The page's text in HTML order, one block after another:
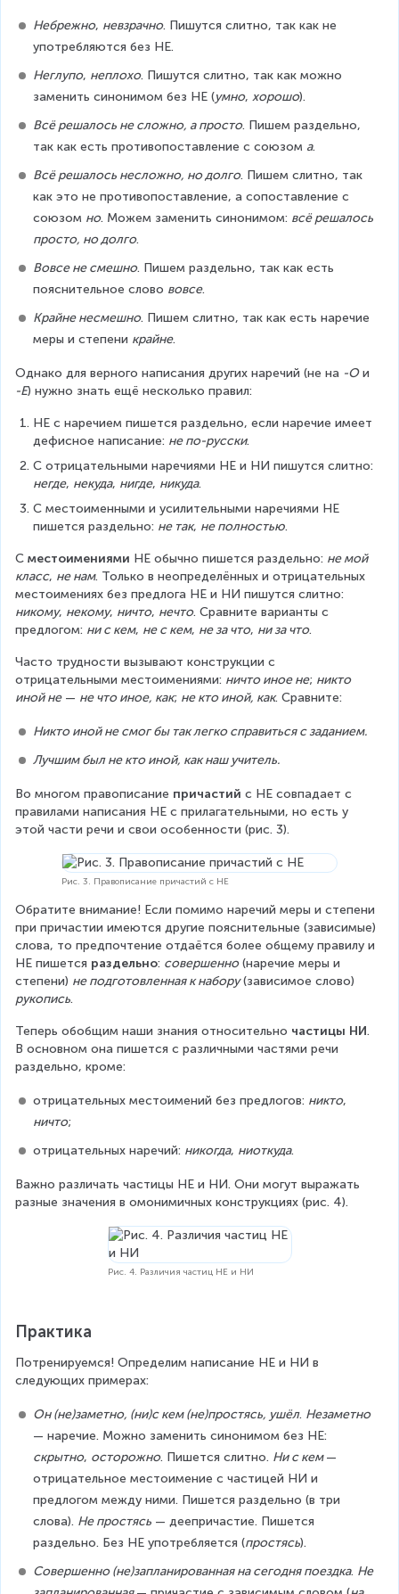
Небрежно, невзрачно. Пишутся слитно, так как не
употребляются без НЕ.
Неглупо, неплохо. Пишутся слитно, так как можно
заменить синонимом без НЕ (умно, хорошо).
Всё решалось не сложно, а просто. Пишем раздельно,
так как есть противопоставление с союзом а.
Всё решалось несложно, но долго. Пишем слитно, так
как это не противопоставление, а сопоставление с
союзом но. Можем заменить синонимом: всё решалось
просто, но долго.
Вовсе не смешно. Пишем раздельно, так как есть
пояснительное слово вовсе.
Крайне несмешно. Пишем слитно, так как есть наречие
меры и степени крайне.
Однако для верного написания других наречий (не на -О и
-Е) нужно знать ещё несколько правил:
НЕ с наречием пишется раздельно, если наречие имеет
дефисное написание: не по-русски.
С отрицательными наречиями НЕ и НИ пишутся слитно:
негде, некуда, нигде, никуда.
С местоименными и усилительными наречиями НЕ
пишется раздельно: не так, не полностью.
С местоимениями НЕ обычно пишется раздельно: не мой
класс, не нам. Только в неопределённых и отрицательных
местоимениях без предлога НЕ и НИ пишутся слитно:
никому, некому, ничто, нечто. Сравните варианты с
предлогом: ни с кем, не с кем, не за что, ни за что.
Часто трудности вызывают конструкции с
отрицательными местоимениями: ничто иное не; никто
иной не — не что иное, как; не кто иной, как. Сравните:
Никто иной не смог бы так легко справиться с заданием.
Лучшим был не кто иной, как наш учитель.
Во многом правописание причастий с НЕ совпадает с
правилами написания НЕ с прилагательными, но есть у
этой части речи и свои особенности (рис. 3).
Рис. 3. Правописание причастий с НЕ
Обратите внимание! Если помимо наречий меры и степени
при причастии имеются другие пояснительные (зависимые)
слова, то предпочтение отдаётся более общему правилу и
НЕ пишется раздельно: совершенно (наречие меры и
степени) не подготовленная к набору (зависимое слово)
рукопись.
Теперь обобщим наши знания относительно частицы НИ.
В основном она пишется с различными частями речи
раздельно, кроме:
отрицательных местоимений без предлогов: никто,
ничто;
отрицательных наречий: никогда, ниоткуда.
Важно различать частицы НЕ и НИ. Они могут выражать
разные значения в омонимичных конструкциях (рис. 4).
Рис. 4. Различия частиц НЕ и НИ
Практика
Потренируемся! Определим написание НЕ и НИ в
следующих примерах:
Он (не)заметно, (ни)с кем (не)простясь, ушёл. Незаметно
— наречие. Можно заменить синонимом без НЕ:
скрытно, осторожно. Пишется слитно. Ни с кем —
отрицательное местоимение с частицей НИ и
предлогом между ними. Пишется раздельно (в три
слова). Не простясь — деепричастие. Пишется
раздельно. Без НЕ употребляется (простясь).
Совершенно (не)запланированная на сегодня поездка. Не